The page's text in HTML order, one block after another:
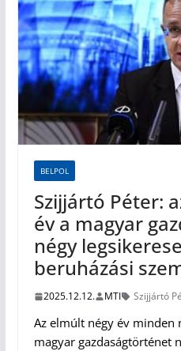
BELPOL
Szijjártó Péter:
év a magyar
négy
beruházási
2025.12.12. MTI Szijjártó
Az elmúlt négy év minden
magyar gazdaságtörténet